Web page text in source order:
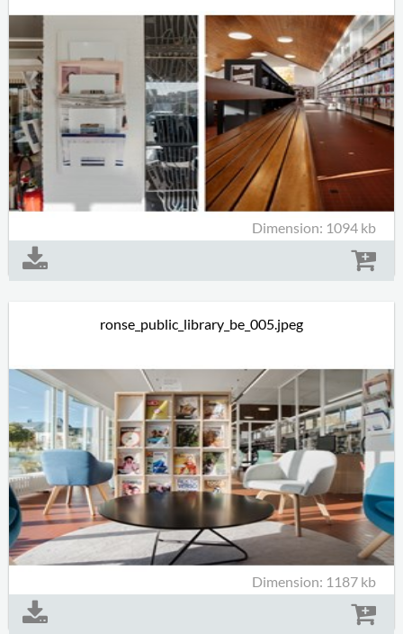
Dimension: 1094 kb
ronse_public_library_be_005.jpeg
Dimension: 1187 kb